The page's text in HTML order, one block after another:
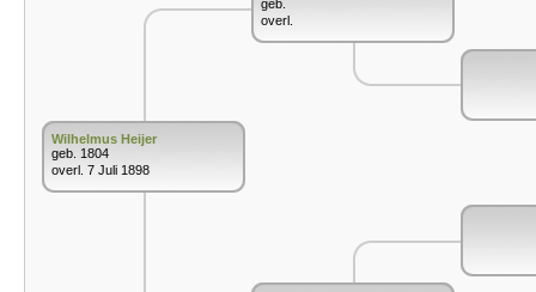
Wilhelmus Heijer
geb. 1804
overl. 7 Juli 1898
geb.
overl.